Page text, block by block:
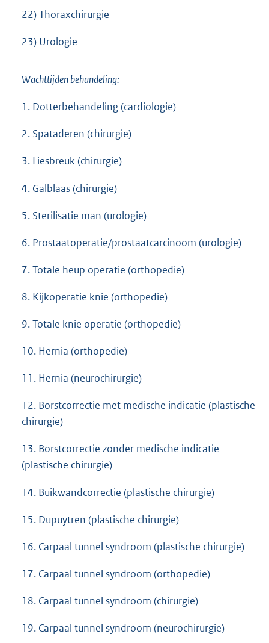
22) Thoraxchirurgie
23) Urologie
Wachttijden behandeling:
1. Dotterbehandeling (cardiologie)
2. Spataderen (chirurgie)
3. Liesbreuk (chirurgie)
4. Galblaas (chirurgie)
5. Sterilisatie man (urologie)
6. Prostaatoperatie/prostaatcarcinoom (urologie)
7. Totale heup operatie (orthopedie)
8. Kijkoperatie knie (orthopedie)
9. Totale knie operatie (orthopedie)
10. Hernia (orthopedie)
11. Hernia (neurochirurgie)
12. Borstcorrectie met medische indicatie (plastische
chirurgie)
13. Borstcorrectie zonder medische indicatie
(plastische chirurgie)
14. Buikwandcorrectie (plastische chirurgie)
15. Dupuytren (plastische chirurgie)
16. Carpaal tunnel syndroom (plastische chirurgie)
17. Carpaal tunnel syndroom (orthopedie)
18. Carpaal tunnel syndroom (chirurgie)
19. Carpaal tunnel syndroom (neurochirurgie)